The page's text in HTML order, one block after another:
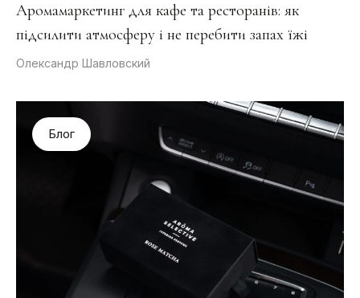
Аромамаркетинг для кафе та ресторанів: як
підсилити атмосферу і не перебити запах їжі
Олександр Шавловский
Блог